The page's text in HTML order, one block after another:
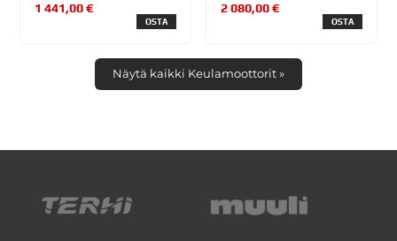
1 441,00 €
OSTA
2 080,00 €
OSTA
Näytä kaikki Keulamoottorit »